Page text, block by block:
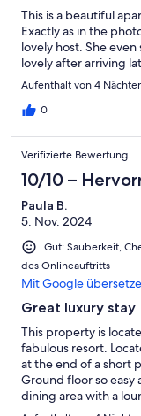
This is a beautiful
Exactly as in the
lovely host. She
lovely after arriving
Aufenthalt von 4
0
Verifizierte Bewertung
10/10 –
Paula B.
5. Nov. 2024
Gut: Sauberkeit,
des Onlineauftritts
Mit Google
Great luxury stay
This property is
fabulous resort.
at the end of a short
Ground floor so easy
dining area with a
with a pool.